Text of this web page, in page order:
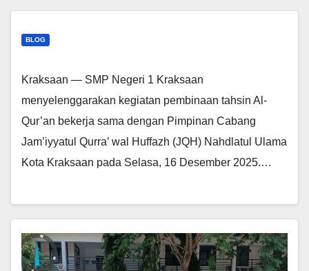
BLOG
Kraksaan — SMP Negeri 1 Kraksaan
menyelenggarakan kegiatan pembinaan tahsin Al-
Qur’an bekerja sama dengan Pimpinan Cabang
Jam’iyyatul Qurra’ wal Huffazh (JQH) Nahdlatul Ulama
Kota Kraksaan pada Selasa, 16 Desember 2025.…